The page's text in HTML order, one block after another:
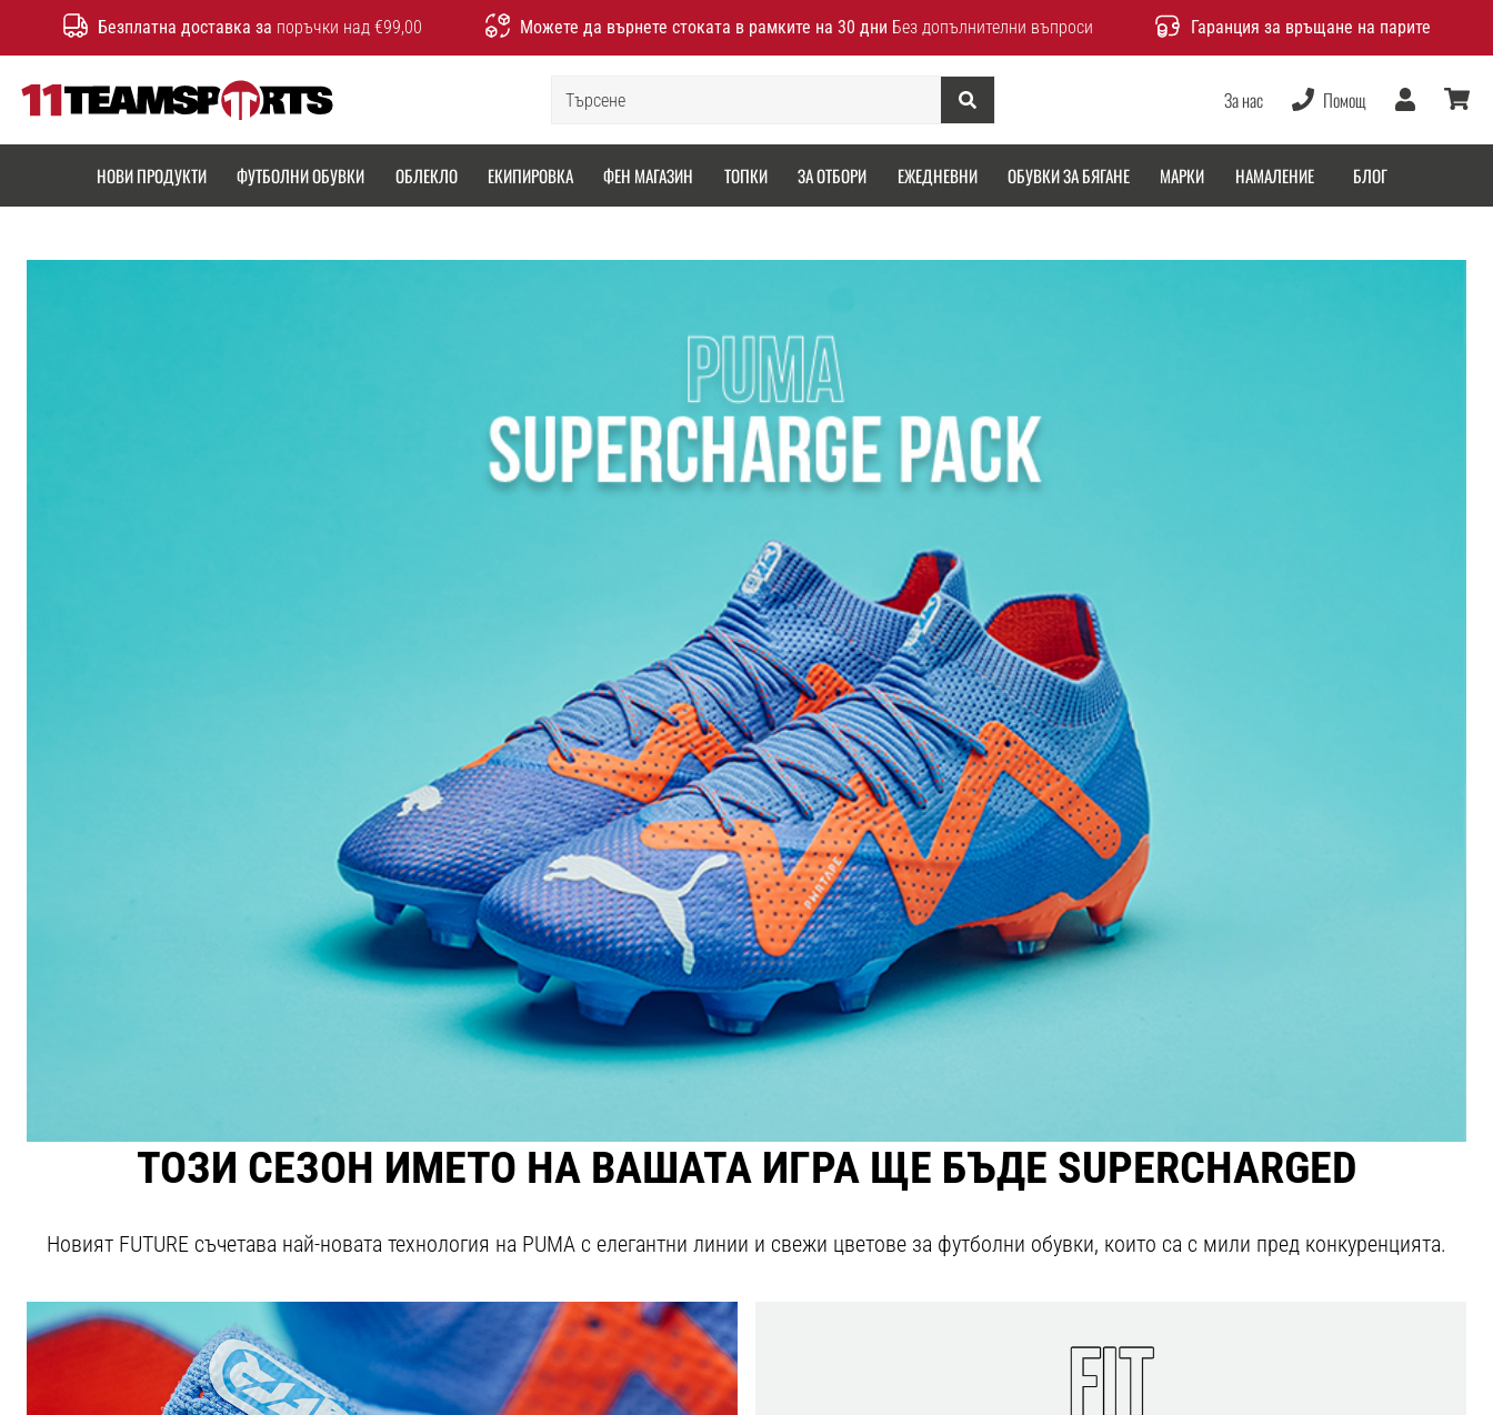
Безплатна доставка за поръчки над €99,00 Можете да върнете стоката в рамките на 30 дни Без допълнителни въпроси Гаранция за връщане на парите
Търсене
За нас Помощ
Потребител
НОВИ ПРОДУКТИ ФУТБОЛНИ ОБУВКИ ОБЛЕКЛО ЕКИПИРОВКА ФЕН МАГАЗИН ТОПКИ ЗА ОТБОРИ ЕЖЕДНЕВНИ ОБУВКИ ЗА БЯГАНЕ МАРКИ НАМАЛЕНИЕ БЛОГ
ТОЗИ СЕЗОН ИМЕТО НА ВАШАТА ИГРА ЩЕ БЪДЕ SUPERCHARGED
Новият FUTURE съчетава най-новата технология на PUMA с елегантни линии и свежи цветове за футболни обувки, които са с мили пред конкуренцията.